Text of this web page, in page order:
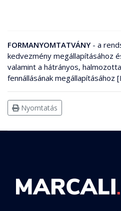
FORMANYOMTATVÁNY - a
kedvezmény megállapításához
valamint a hátrányos,
fennállásának megállapításához
Nyomtatás